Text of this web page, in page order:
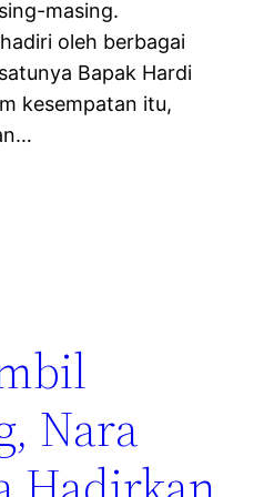
masing.
oleh berbagai
Bapak Hardi
kesempatan itu,
Nara